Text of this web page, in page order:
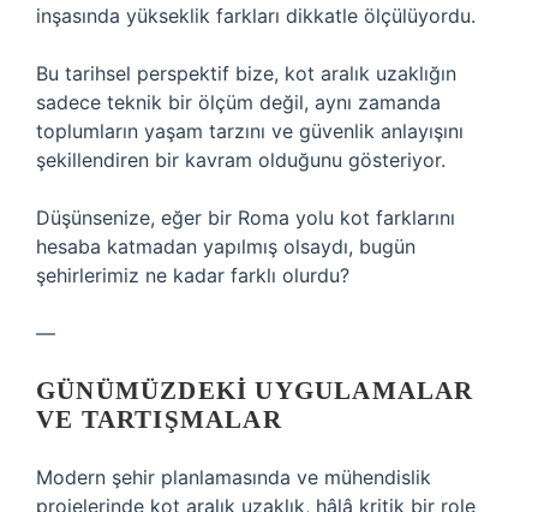
inşasında yükseklik farkları dikkatle ölçülüyordu.
Bu tarihsel perspektif bize, kot aralık uzaklığın
sadece teknik bir ölçüm değil, aynı zamanda
toplumların yaşam tarzını ve güvenlik anlayışını
şekillendiren bir kavram olduğunu gösteriyor.
Düşünsenize, eğer bir Roma yolu kot farklarını
hesaba katmadan yapılmış olsaydı, bugün
şehirlerimiz ne kadar farklı olurdu?
—
GÜNÜMÜZDEKI UYGULAMALAR
VE TARTIŞMALAR
Modern şehir planlamasında ve mühendislik
projelerinde kot aralık uzaklık, hâlâ kritik bir role